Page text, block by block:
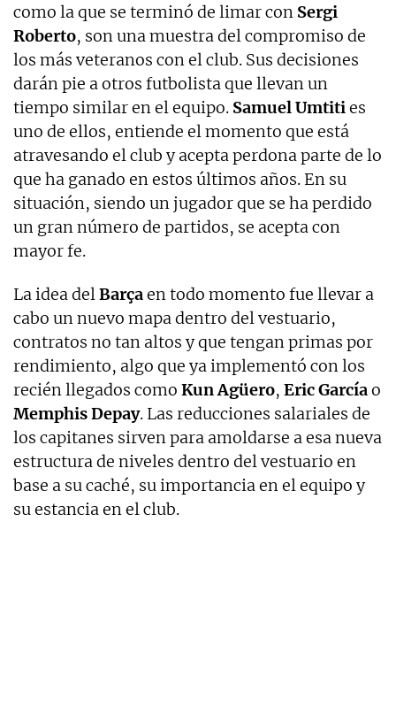
como la que se terminó de limar con Sergi
Roberto, son una muestra del compromiso de
los más veteranos con el club. Sus decisiones
darán pie a otros futbolista que llevan un
tiempo similar en el equipo. SamuelUmtities
uno de ellos, entiende el momento que está
atravesando el club y acepta perdona parte de lo
que ha ganado en estos últimos años. En su
situación, siendo un jugador que se ha perdido
un gran número de partidos, se acepta con
mayor fe.
La idea delBarçaen todo momento fue llevar a
cabo un nuevo mapa dentro del vestuario,
contratos no tan altos y que tengan primas por
rendimiento, algo que ya implementó con los
recién llegados como KunAgüero, EricGarcíao
MemphisDepay. Las reducciones salariales de
los capitanes sirven para amoldarse a esa nueva
estructura de niveles dentro del vestuario en
base a su caché, su importancia en el equipo y
su estancia en el club.